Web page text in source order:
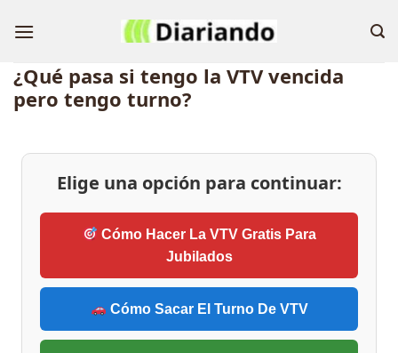
¿Qué pasa si tengo la VTV vencida
pero tengo turno?
Elige una opción para continuar:
Cómo Hacer La VTV Gratis Para
Jubilados
Cómo Sacar El Turno De VTV